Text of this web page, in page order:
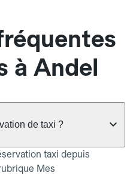
à Andel
de taxi ?
taxi depuis
Mes